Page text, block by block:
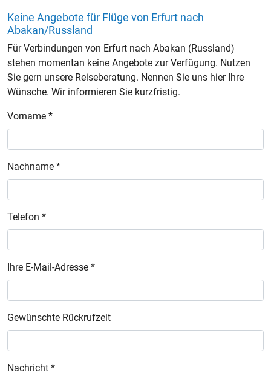
Keine Angebote für Flüge von Erfurt nach
Abakan/Russland
Für Verbindungen von Erfurt nach Abakan (Russland)
stehen momentan keine Angebote zur Verfügung. Nutzen
Sie gern unsere Reiseberatung. Nennen Sie uns hier Ihre
Wünsche. Wir informieren Sie kurzfristig.
Vorname *
Nachname *
Telefon *
Ihre E-Mail-Adresse *
Gewünschte Rückrufzeit
Nachricht *